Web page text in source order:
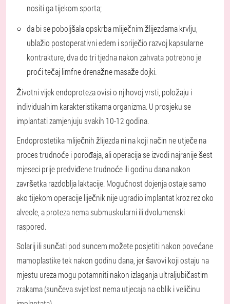
nositi ga tijekom sporta;
da bi se poboljšala opskrba mliječnim žlijezdama krvlju,
ublažio postoperativni edem i spriječio razvoj kapsularne
kontrakture, dva do tri tjedna nakon zahvata potrebno je
proći tečaj limfne drenažne masaže dojki.
Životni vijek endoproteza ovisi o njihovoj vrsti, položaju i
individualnim karakteristikama organizma. U prosjeku se
implantati zamjenjuju svakih 10-12 godina.
Endoprostetika mliječnih žlijezda ni na koji način ne utječe na
proces trudnoće i porođaja, ali operacija se izvodi najranije šest
mjeseci prije predviđene trudnoće ili godinu dana nakon
završetka razdoblja laktacije. Mogućnost dojenja ostaje samo
ako tijekom operacije liječnik nije ugradio implantat kroz rez oko
alveole, a proteza nema submuskularni ili dvolumenski
raspored.
Solarij ili sunčati pod suncem možete posjetiti nakon povećane
mamoplastike tek nakon godinu dana, jer šavovi koji ostaju na
mjestu ureza mogu potamniti nakon izlaganja ultraljubičastim
zrakama (sunčeva svjetlost nema utjecaja na oblik i veličinu